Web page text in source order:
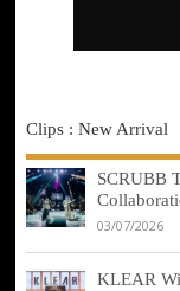
Clips : New Arrival
SCRUBB
03/07/2026
KLEAR